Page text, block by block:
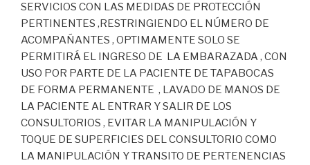
SERVICIOS CON LAS MEDIDAS DE PROTECCIÓN
PERTINENTES ,RESTRINGIENDO EL NÚMERO DE
ACOMPAÑANTES , OPTIMAMENTE SOLO SE
PERMITIRÁ EL INGRESO DE LA EMBARAZADA , CON
USO POR PARTE DE LA PACIENTE DE TAPABOCAS
DE FORMA PERMANENTE , LAVADO DE MANOS DE
LA PACIENTE AL ENTRAR Y SALIR DE LOS
CONSULTORIOS , EVITAR LA MANIPULACIÓN Y
TOQUE DE SUPERFICIES DEL CONSULTORIO COMO
LA MANIPULACIÓN Y TRANSITO DE PERTENENCIAS